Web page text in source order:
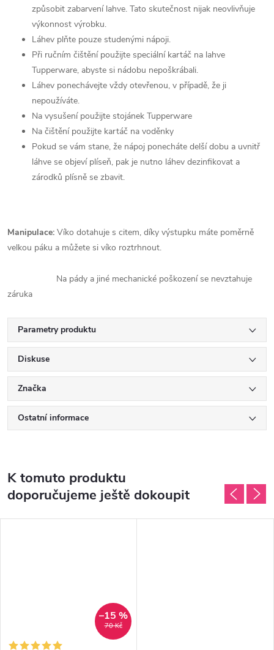
způsobit zabarvení lahve. Tato skutečnost nijak neovlivňuje
výkonnost výrobku.
Láhev plňte pouze studenými nápoji.
Při ručním čištění použijte speciální kartáč na lahve
Tupperware, abyste si nádobu nepoškrábali.
Láhev ponechávejte vždy otevřenou, v případě, že ji
nepoužíváte.
Na vysušení použijte stojánek Tupperware
Na čištění použijte kartáč na voděnky
Pokud se vám stane, že nápoj ponecháte delší dobu a uvnitř
láhve se objeví plíseň, pak je nutno láhev dezinfikovat a
zárodků plísně se zbavit.
Manipulace: Víko dotahuje s citem, díky výstupku máte poměrně
velkou páku a můžete si víko roztrhnout.
Na pády a jiné mechanické poškození se nevztahuje
záruka
Parametry produktu
Diskuse
Značka
Ostatní informace
K tomuto produktu
doporučujeme ještě dokoupit
70 Kč
–15 %